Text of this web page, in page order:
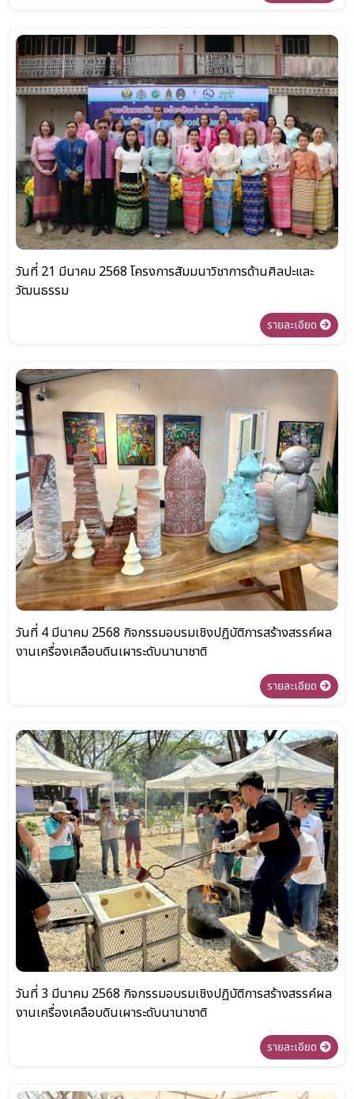
วันที่ 21 มีนาคม 2568 โครงการสัมมนาวิชาการด้านศิลปะและ
วัฒนธรรม
รายละเอียด
วันที่ 4 มีนาคม 2568 กิจกรรมอบรมเชิงปฏิบัติการสร้างสรรค์ผล
งานเครื่องเคลือบดินเผาระดับนานาชาติ
รายละเอียด
วันที่ 3 มีนาคม 2568 กิจกรรมอบรมเชิงปฏิบัติการสร้างสรรค์ผล
งานเครื่องเคลือบดินเผาระดับนานาชาติ
รายละเอียด